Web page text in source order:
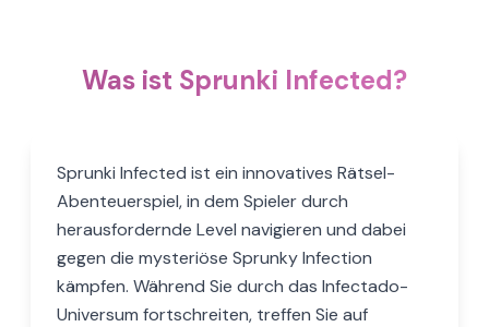
Was ist Sprunki Infected?
Sprunki Infected ist ein innovatives Rätsel-
Abenteuerspiel, in dem Spieler durch
herausfordernde Level navigieren und dabei
gegen die mysteriöse Sprunky Infection
kämpfen. Während Sie durch das Infectado-
Universum fortschreiten, treffen Sie auf